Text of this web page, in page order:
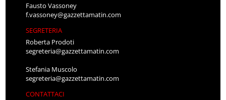
Fausto Vassoney
f.vassoney@gazzettamatin.com
SEGRETERIA
Roberta Prodoti
segreteria@gazzettamatin.com
Stefania Muscolo
segreteria@gazzettamatin.com
CONTATTACI